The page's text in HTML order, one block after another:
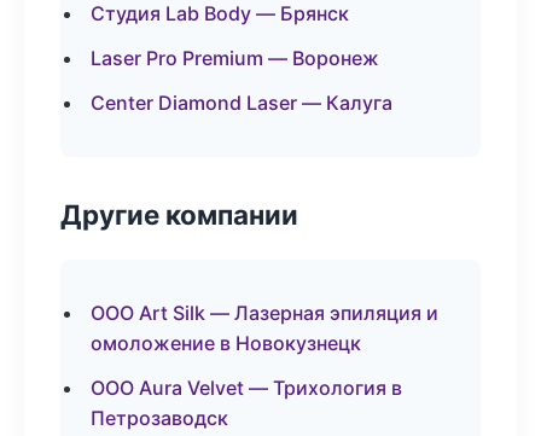
Студия Lab Body — Брянск
Laser Pro Premium — Воронеж
Center Diamond Laser — Калуга
Другие компании
ООО Art Silk — Лазерная эпиляция и
омоложение в Новокузнецк
ООО Aura Velvet — Трихология в
Петрозаводск